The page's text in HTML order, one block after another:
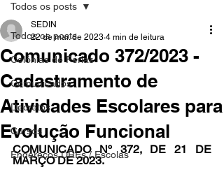
Todos os posts
Colônias de Férias
Comunicados
Decretos
Cursos
Endereços DREs / Escolas
Todos os posts
Comunicado 372/2023 -
Cadastramento de
Atividades Escolares para
Evolução Funcional
SEDIN
22 de mar. de 2023 4 min de leitura
COMUNICADO Nº 372, DE 21 DE
MARÇO DE 2023.